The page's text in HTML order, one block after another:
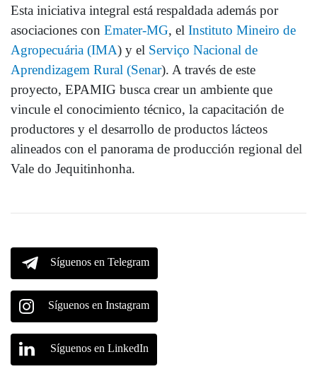
Esta iniciativa integral está respaldada además por
asociaciones con Emater-MG, el Instituto Mineiro de
Agropecuária (IMA) y el Serviço Nacional de
Aprendizagem Rural (Senar). A través de este
proyecto, EPAMIG busca crear un ambiente que
vincule el conocimiento técnico, la capacitación de
productores y el desarrollo de productos lácteos
alineados con el panorama de producción regional del
Vale do Jequitinhonha.
Síguenos en Telegram
Síguenos en Instagram
Síguenos en LinkedIn